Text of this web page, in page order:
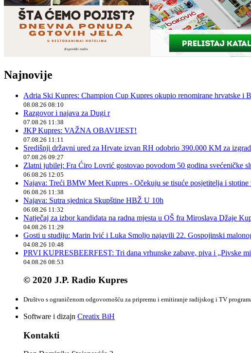
Najnovije
Adria Ski Kupres: Champion Cup Kupres okupio renomirane hrvatske i
08.08.26 08:10
Razgovor i najava za Dugi r
07.08.26 11:38
JKP Kupres: VAŽNA OBAVIJEST!
07.08.26 11:11
Središnji državni ured za Hrvate izvan RH odobrio 390.000 KM za
07.08.26 09:27
Zlatni jubilej: Fra Ćiro Lovrić gostovao povodom 50 godina svećeničke
06.08.26 12:05
Najava: Treći BMW Meet Kupres - Očekuju se tisuće posjetitelja i stotine
06.08.26 11:38
Najava: Sutra sjednica Skupštine HBŽ U 10h
06.08.26 11:32
Natječaj za izbor kandidata na radna mjesta u OŠ fra Miroslava Džaje
04.08.26 11:29
Gosti u studiju: Marin Ivić i Luka Smoljo najavili 22. Gospojinski
04.08.26 10:48
PRVI KUPRESBEERFEST: Tri dana vrhunske zabave, piva i „Pivske
04.08.26 08:53
© 2020 J.P. Radio Kupres
Društvo s ograničenom odgovornošću za pripremu i emitiranje radijskog i TV
Software i dizajn Creatix BiH
Kontakti